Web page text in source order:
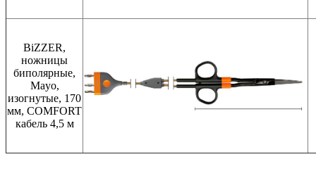
BiZZER,
ножницы
биполярные,
Mayo,
изогнутые, 170
мм, COMFORT
кабель 4,5 м